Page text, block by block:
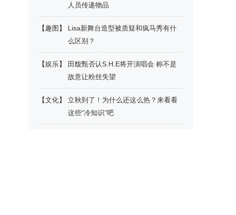
人员传递物品
【趣图 】
Lisa新舞台造型被质疑和疯马秀有什
么区别？
【娱乐】
田馥甄否认S.H.E将开演唱会 称不是
故意让粉丝失望
【文化】
立秋到了！为什么还这么热？来看看
这些“冷知识”吧